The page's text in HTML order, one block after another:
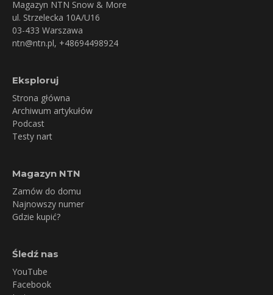
Magazyn NTN Snow & More
ul. Strzelecka 10A/U16
03-433 Warszawa
ntn@ntn.pl, +48694498924
Eksploruj
Strona główna
Archiwum artykułów
Podcast
Testy nart
Magazyn NTN
Zamów do domu
Najnowszy numer
Gdzie kupić?
Śledź nas
YouTube
Facebook